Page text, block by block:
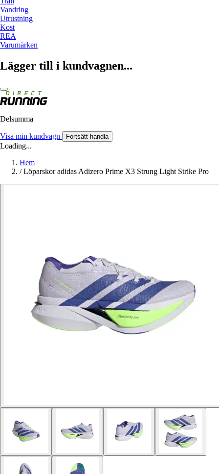
Vandring
Utrustning
Kost
REA
Varumärken
Lägger till i kundvagnen...
Delsumma
Visa min kundvagn Fortsätt handla
Loading...
Hem
/ Löparskor adidas Adizero Prime X3 Strung Light Strike Pro